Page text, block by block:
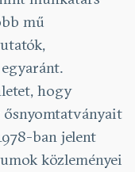
mű
hogy
ban jelent
közleményei